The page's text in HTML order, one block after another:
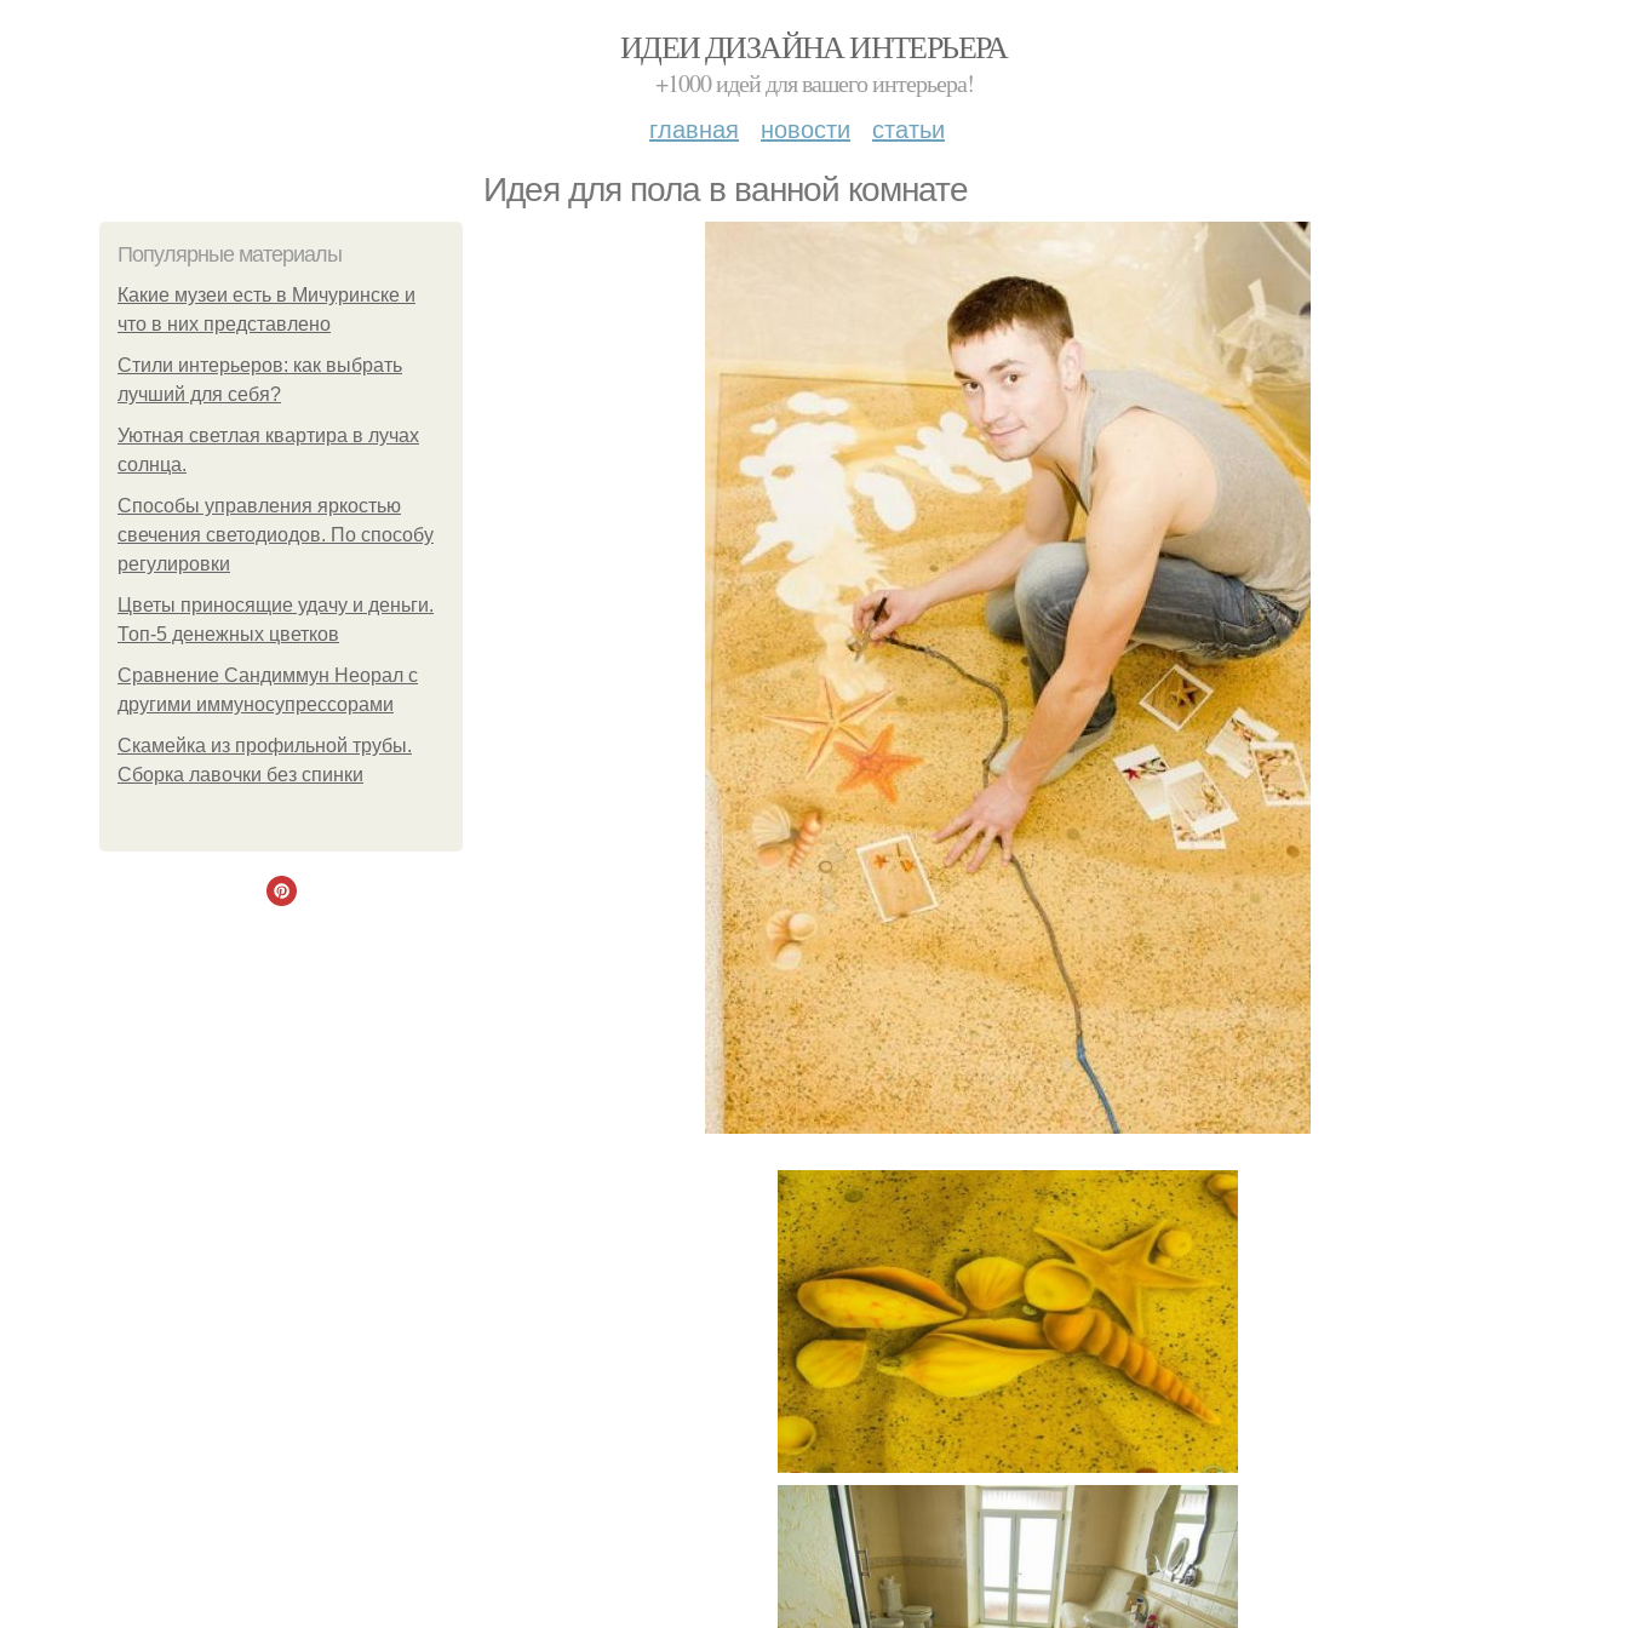
ИДЕИ ДИЗАЙНА ИНТЕРЬЕРА
+1000 идей для вашего интерьера!
главная новости статьи
Идeя для пола в ванной комнате
Популярные материалы
Какие музеи есть в Мичуринске и
что в них представлено
Стили интерьеров: как выбрать
лучший для себя?
Уютная светлая квартира в лучах
солнца.
Способы управления яркостью
свечения светодиодов. По способу
регулировки
Цветы приносящие удачу и деньги.
Топ-5 денежных цветков
Сравнение Сандиммун Неорал с
другими иммуносупрессорами
Скамейка из профильной трубы.
Сборка лавочки без спинки